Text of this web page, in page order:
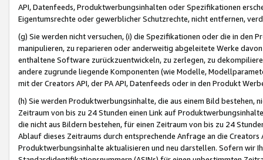
API, Datenfeeds, Produktwerbungsinhalten oder Spezifikationen
Eigentumsrechte oder gewerblicher Schutzrechte, nicht entfernen,
(g) Sie werden nicht versuchen, (i) die Spezifikationen oder die in
manipulieren, zu reparieren oder anderweitig abgeleitete Werke
enthaltene Software zurückzuentwickeln, zu zerlegen, zu
andere zugrunde liegende Komponenten (wie Modelle,
mit der Creators API, der PA API, Datenfeeds oder in den Produkt
(h) Sie werden Produktwerbungsinhalte, die aus einem Bild bestehen,
Zeitraum von bis zu 24 Stunden einen Link auf
die nicht aus Bildern bestehen, für einen Zeitraum von bis zu 24
Ablauf dieses Zeitraums durch entsprechende Anfrage an die
Produktwerbungsinhalte aktualisieren und neu darstellen. Sofern wir